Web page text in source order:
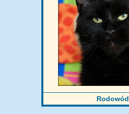
Rodowód